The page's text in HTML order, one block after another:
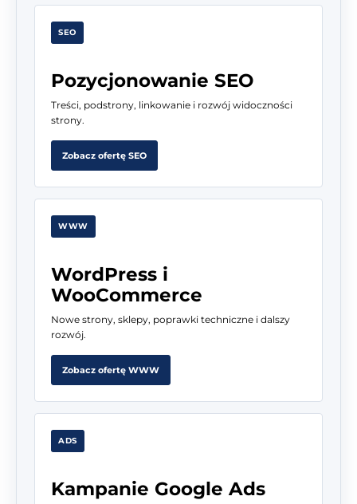
SEO
Pozycjonowanie SEO
Treści, podstrony, linkowanie i rozwój widoczności
strony.
Zobacz ofertę SEO
WWW
WordPress i
WooCommerce
Nowe strony, sklepy, poprawki techniczne i dalszy
rozwój.
Zobacz ofertę WWW
ADS
Kampanie Google Ads